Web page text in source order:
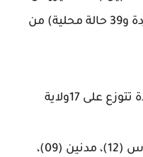
114 حالة مؤكدة (74 حالة مستوردة و39 حالة محلية) من
وقالت الوزارة إن الحالات المؤكدة تتوزع على 17ولاية
تونس (34)، أريانة (20)، بن عروس (12)، مدنين (09)،